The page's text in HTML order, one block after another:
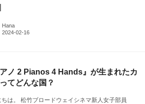
ししたので、今回は日本人から見るとちょっと面
4 Hands』より©Rick O'Brien
Hana
アノ 2 Pianos 4 Hands』が生まれたカ
てどんな国？
ちは。 松竹ブロードウェイシネマ新人女子部員